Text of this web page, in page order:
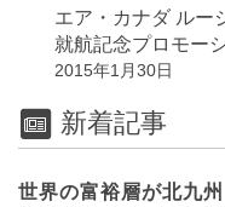
エア・カナダ ルー
就航記念プロモー
2015年1月30日
新着記事
世界の富裕層が北九